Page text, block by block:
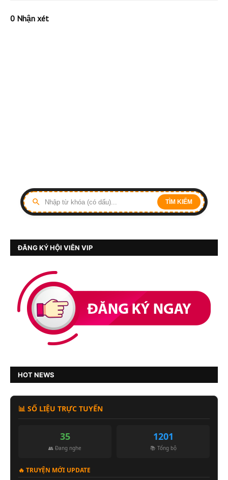
0 Nhận xét
TÌM KIẾM
ĐĂNG KÝ HỘI VIÊN VIP
HOT NEWS
📊 SỐ LIỆU TRỰC TUYẾN
35
👥 Đang nghe
1201
📚 Tổng bộ
🔥 TRUYỆN MỚI UPDATE